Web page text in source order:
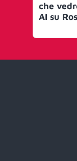
che
AI su